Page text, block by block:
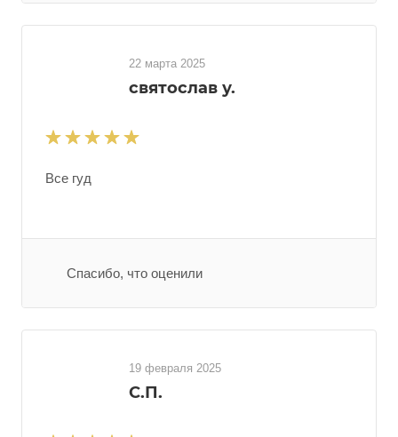
22 марта 2025
святослав у.
Все гуд
Спасибо, что оценили
19 февраля 2025
С.П.